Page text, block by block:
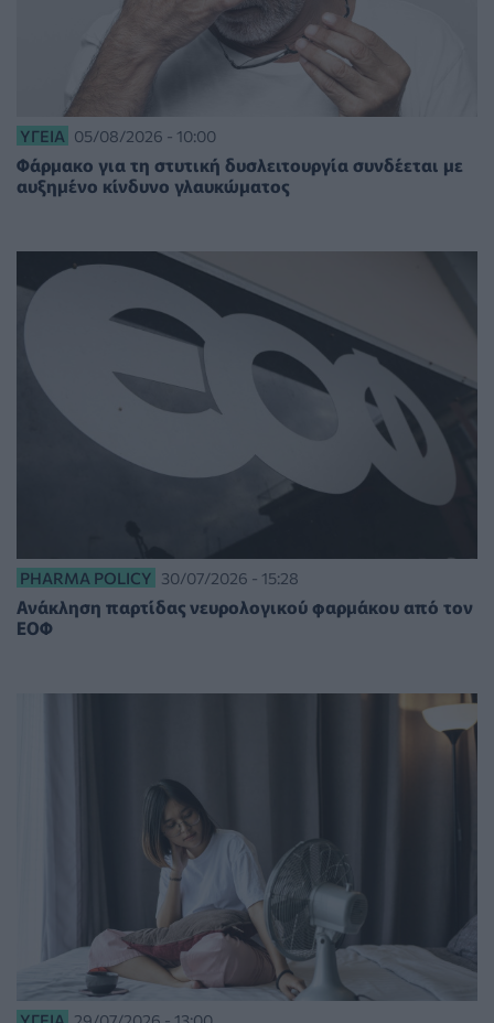
ΥΓΕΊΑ 05/08/2026 - 10:00
Φάρμακο για τη στυτική δυσλειτουργία συνδέεται με
αυξημένο κίνδυνο γλαυκώματος
PHARMA POLICY 30/07/2026 - 15:28
Ανάκληση παρτίδας νευρολογικού φαρμάκου από τον
ΕΟΦ